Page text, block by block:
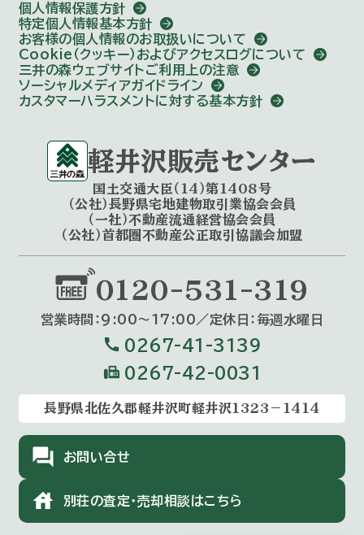
個人情報保護方針
特定個人情報基本方針
お客様の個人情報のお取扱いについて
Cookie（クッキー）およびアクセスログについて
三井の森ウェブサイトご利用上の注意
ソーシャルメディアガイドライン
カスタマーハラスメントに対する基本方針
軽井沢販売センター
国土交通大臣（14）第1408号
（公社）長野県宅地建物取引業協会会員
（一社）不動産流通経営協会会員
（公社）首都圏不動産公正取引協議会加盟
0120-531-319
営業時間：9:00〜17:00／定休⽇：毎週⽔曜⽇
call 0267-41-3139
fax 0267-42-0031
長野県北佐久郡軽井沢町軽井沢1323－1414
forum お問い合せ
house 別荘の査定・売却相談はこちら